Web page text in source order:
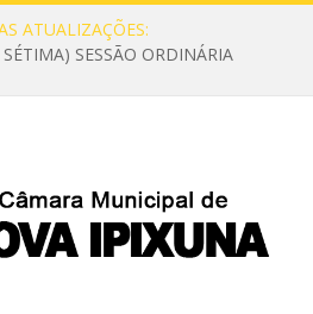
ATUALIZAÇÕES:
SESSÃO ORDINÁRIA